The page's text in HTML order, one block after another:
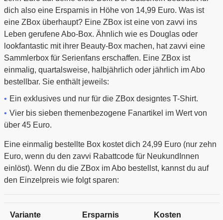
dich also eine Ersparnis in Höhe von 14,99 Euro. Was ist
eine ZBox überhaupt? Eine ZBox ist eine von zavvi ins
Leben gerufene Abo-Box. Ähnlich wie es Douglas oder
lookfantastic mit ihrer Beauty-Box machen, hat zavvi eine
Sammlerbox für Serienfans erschaffen. Eine ZBox ist
einmalig, quartalsweise, halbjährlich oder jährlich im Abo
bestellbar. Sie enthält jeweils:
Ein exklusives und nur für die ZBox designtes T-Shirt.
Vier bis sieben themenbezogene Fanartikel im Wert von
über 45 Euro.
Eine einmalig bestellte Box kostet dich 24,99 Euro (nur zehn
Euro, wenn du den zavvi Rabattcode für NeukundInnen
einlöst). Wenn du die ZBox im Abo bestellst, kannst du auf
den Einzelpreis wie folgt sparen:
Variante Ersparnis Kosten